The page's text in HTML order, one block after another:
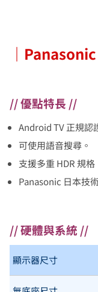
｜
// 優點特長 //
Android TV 正規認
可使用語音搜尋。
支援多重 HDR 規
Panasonic 日本技
// 硬體與系統 //
顯示器尺寸